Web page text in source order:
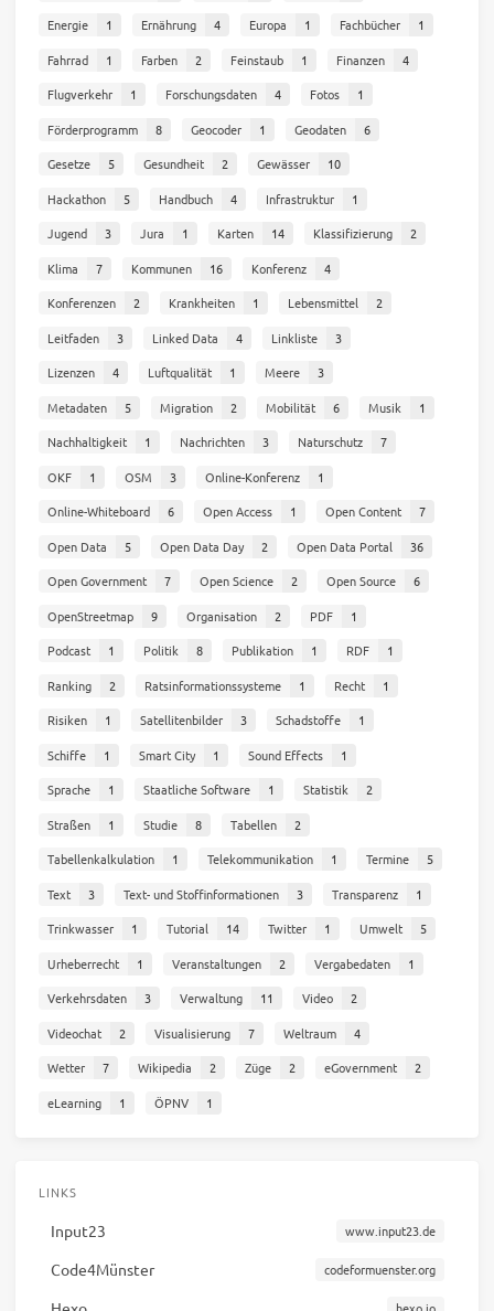
Energie
1 Ernährung 4 Europa 1 Fachbücher
1
Fahrrad
1 Farben 2 Feinstaub 1 Finanzen
4
Flugverkehr
1 Forschungsdaten 4 Fotos
1
Förderprogramm
8 Geocoder 1 Geodaten
6
Gesetze
5 Gesundheit 2 Gewässer
10
Hackathon
5 Handbuch 4 Infrastruktur
1
Jugend
3 Jura 1 Karten 14 Klassifizierung
2
Klima
7 Kommunen 16 Konferenz
4
Konferenzen
2 Krankheiten 1 Lebensmittel
2
Leitfaden
3 Linked Data 4 Linkliste
3
Lizenzen
4 Luftqualität 1 Meere
3
Metadaten
5 Migration 2 Mobilität 6 Musik
1
Nachhaltigkeit
1 Nachrichten 3 Naturschutz
7
OKF
1 OSM 3 Online-Konferenz
1
Online-Whiteboard
6 Open Access 1 Open Content
7
Open Data
5 Open Data Day 2 Open Data Portal
36
Open Government
7 Open Science 2 Open Source
6
OpenStreetmap
9 Organisation 2 PDF
1
Podcast
1 Politik 8 Publikation 1 RDF
1
Ranking
2 Ratsinformationssysteme 1 Recht
1
Risiken
1 Satellitenbilder 3 Schadstoffe
1
Schiffe
1 Smart City 1 Sound Effects
1
Sprache
1 Staatliche Software 1 Statistik
2
Straßen
1 Studie 8 Tabellen
2
Tabellenkalkulation
1 Telekommunikation 1 Termine
5
Text
3 Text- und Stoffinformationen 3 Transparenz
1
Trinkwasser
1 Tutorial 14 Twitter 1 Umwelt
5
Urheberrecht
1 Veranstaltungen 2 Vergabedaten
1
Verkehrsdaten
3 Verwaltung 11 Video
2
Videochat
2 Visualisierung 7 Weltraum
4
Wetter
7 Wikipedia 2 Züge 2 eGovernment
2
eLearning
1 ÖPNV 1
LINKS
Input23 www.input23.de
Code4Münster codeformuenster.org